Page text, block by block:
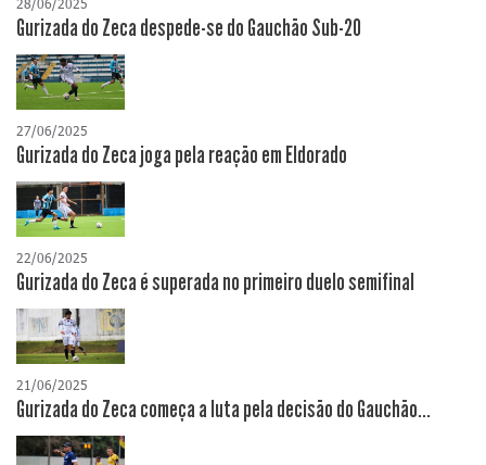
28/06/2025
Gurizada do Zeca despede-se do Gauchão Sub-20
27/06/2025
Gurizada do Zeca joga pela reação em Eldorado
22/06/2025
Gurizada do Zeca é superada no primeiro duelo semifinal
21/06/2025
Gurizada do Zeca começa a luta pela decisão do Gauchão...